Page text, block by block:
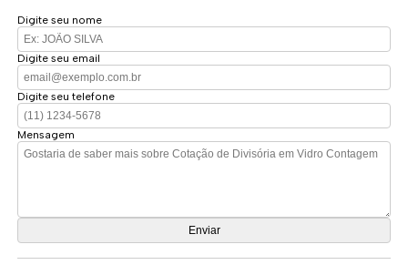
Digite seu nome
Digite seu email
Digite seu telefone
Mensagem